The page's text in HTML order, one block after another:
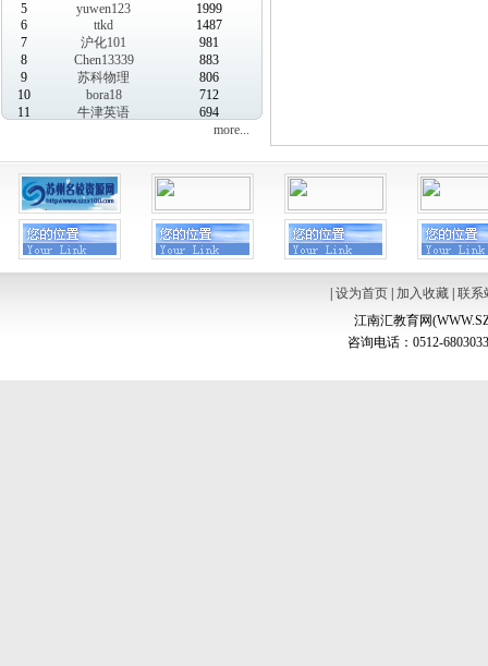
5
yuwen123
1999
6
ttkd
1487
7
沪化101
981
8
Chen13339
883
9
苏科物理
806
10
bora18
712
11
牛津英语
694
more...
设为首页| 加入收藏| 联系
江南汇教育网
咨询电话：0512-